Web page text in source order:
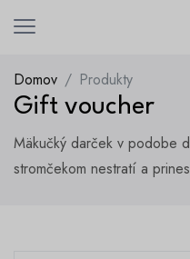
Domov Produkty
Gift voucher
Mäkučký darček v podobe
stromčekom nestratí a
Psssssst! Len
Vstúpte do nášho